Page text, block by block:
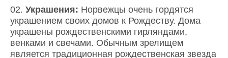
Украшения: Норвежцы очень гордятся
украшением своих домов к Рождеству. Дома
украшены рождественскими гирляндами,
венками и свечами. Обычным зрелищем
является традиционная рождественская звезда